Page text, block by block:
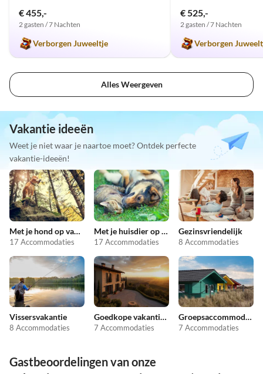
€ 455,-
2 gasten / 7 Nachten
Verborgen Juweeltje
€ 525,-
2 gasten / 7 Nachten
Verborgen
Alles Weergeven
Vakantie ideeën
Weet je niet waar je naartoe moet? Ontdek perfecte
vakantie-ideeën!
Met je hond op vakantie
17 Accommodaties
Met je huisdier op vakantie
17 Accommodaties
Gezinsvriendelijk
8 Accommodaties
Vissersvakantie
8 Accommodaties
Goedkope vakantieappartementen
7 Accommodaties
Groepsaccommodatie
7 Accommodaties
Gastbeoordelingen van onze